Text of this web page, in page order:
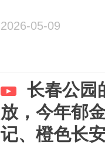
2026-05-09
长春公园
放，今年郁
记、橙色长